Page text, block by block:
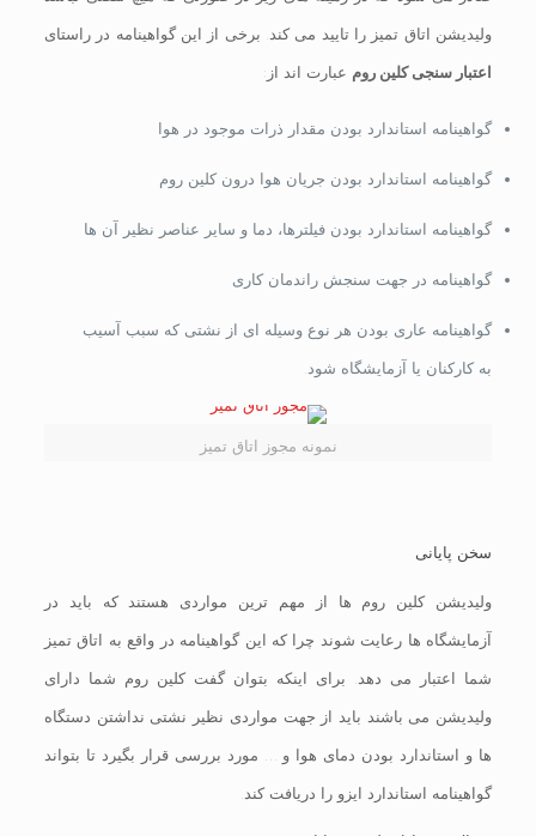
ولیدیشن اتاق تمیز را تایید می کند. برخی از این گواهینامه در راستای
اعتبار سنجی کلین روم عبارت اند از:
گواهینامه استاندارد بودن مقدار ذرات موجود در هوا
گواهینامه استاندارد بودن جریان هوا درون کلین روم
گواهینامه استاندارد بودن فیلترها، دما و سایر عناصر نظیر آن ها
گواهینامه در جهت سنجش راندمان کاری
گواهینامه عاری بودن هر نوع وسیله ای از نشتی که سبب آسیب
به کارکنان یا آزمایشگاه شود.
نمونه مجوز اتاق تمیز
سخن پایانی
ولیدیشن کلین روم ها از مهم ترین مواردی هستند که باید در
آزمایشگاه ها رعایت شوند چرا که این گواهینامه در واقع به اتاق تمیز
شما اعتبار می دهد. برای اینکه بتوان گفت کلین روم شما دارای
ولیدیشن می باشند باید از جهت مواردی نظیر نشتی نداشتن دستگاه
ها و استاندارد بودن دمای هوا و … مورد بررسی قرار بگیرد تا بتواند
گواهینامه استاندارد ایزو را دریافت کند.